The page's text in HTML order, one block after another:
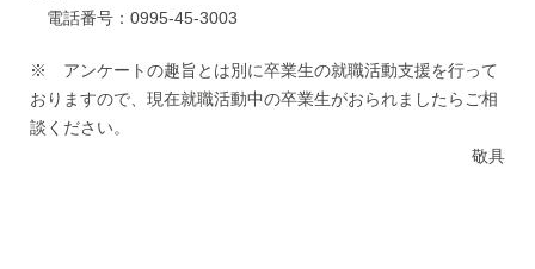
電話番号：0995-45-3003
※ アンケートの趣旨とは別に卒業生の就職活動支援を行って
おりますので、現在就職活動中の卒業生がおられましたらご相
談ください。
敬具